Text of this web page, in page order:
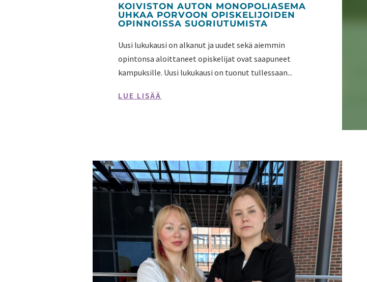
KOIVISTON AUTON MONOPOLIASEMA
UHKAA PORVOON OPISKELIJOIDEN
OPINNOISSA SUORIUTUMISTA
Uusi lukukausi on alkanut ja uudet sekä aiemmin
opintonsa aloittaneet opiskelijat ovat saapuneet
kampuksille. Uusi lukukausi on tuonut tullessaan...
LUE LISÄÄ